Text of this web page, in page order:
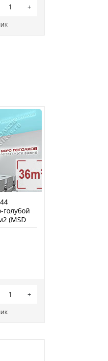
голубой
(MSD